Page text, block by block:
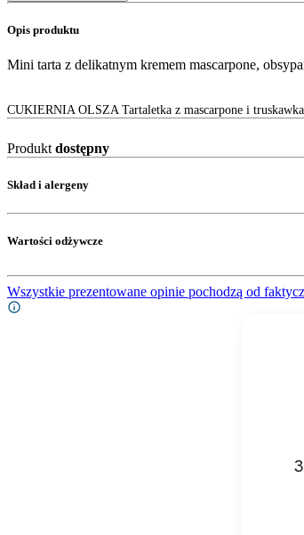
Opis produktu
Mini tarta z delikatnym kremem mascarpone,
CUKIERNIA OLSZA Tartaletka z mascarpone i
Produkt dostępny
Skład i alergeny
Wartości odżywcze
Wszystkie prezentowane opinie pochodzą od